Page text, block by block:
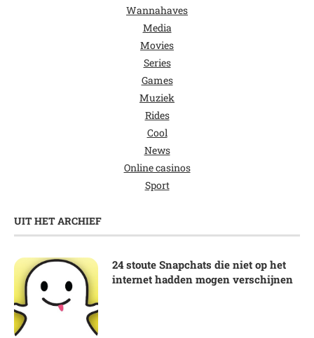
Wannahaves
Media
Movies
Series
Games
Muziek
Rides
Cool
News
Online casinos
Sport
UIT HET ARCHIEF
24 stoute Snapchats die niet op het
internet hadden mogen verschijnen